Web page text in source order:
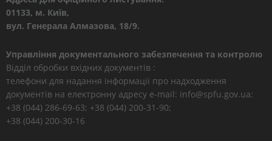
01133, м. Київ,
вул. Генерала Алмазова, 18/9.
Управління документального забезпечення та контролю
Відділ обробки вхідних документів :
телефони для надання інформації про надходження
документів на електронну адресу e-mail: info@spfu.gov.ua:
+38 (044) 286-69-63; +38 (044) 200-31-90;
+38 (044) 200-30-16